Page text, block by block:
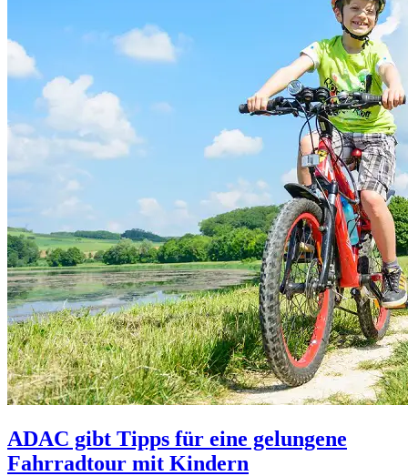
ADAC gibt Tipps für eine gelungene
Fahrradtour mit Kindern